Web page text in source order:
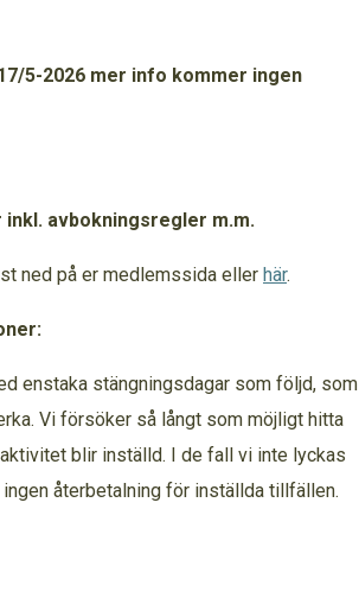
5-2026 mer info kommer ingen
avbokningsregler m.m.
ned på er medlemssida eller här.
enstaka stängningsdagar som följd, som
Vi försöker så långt som möjligt hitta
blir inställd. I de fall vi inte lyckas
återbetalning för inställda tillfällen.